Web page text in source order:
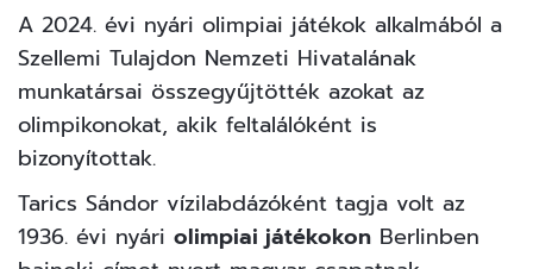
A 2024. évi nyári olimpiai játékok alkalmából a
Szellemi Tulajdon Nemzeti Hivatalának
munkatársai összegyűjtötték azokat az
olimpikonokat, akik feltalálóként is
bizonyítottak.
Tarics Sándor vízilabdázóként tagja volt az
1936. évi nyári olimpiai játékokon Berlinben